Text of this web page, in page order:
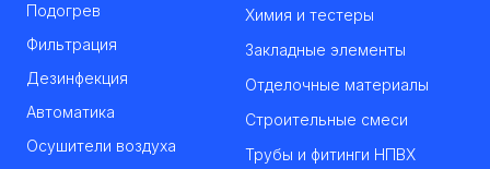
Подогрев
Фильтрация
Дезинфекция
Автоматика
Осушители воздуха
Химия и тестеры
Закладные элементы
Отделочные материалы
Строительные смеси
Трубы и фитинги НПВХ